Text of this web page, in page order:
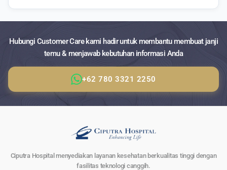
Hubungi Customer Care kami hadir untuk membantu membuat janji
temu & menjawab kebutuhan informasi Anda
+62 780 3321 2250
Ciputra Hospital menyediakan layanan kesehatan berkualitas tinggi dengan
fasilitas teknologi canggih.